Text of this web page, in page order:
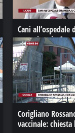
Cani all’ospedale
commissario Asp:
«Inammissibile»
06 giugno 2023
Corigliano
vaccinale: